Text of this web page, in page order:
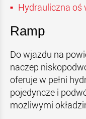
Hydrauliczna oś
Ramp
Do wjazdu na
naczep
oferuje w pełni
pojedyncze i
możliwymi